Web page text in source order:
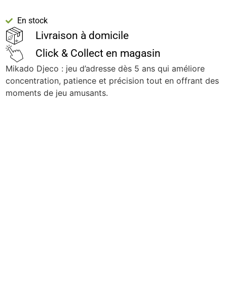
En stock
Livraison à domicile
Click & Collect en magasin
Mikado Djeco : jeu d’adresse dès 5 ans qui améliore
concentration, patience et précision tout en offrant des
moments de jeu amusants.